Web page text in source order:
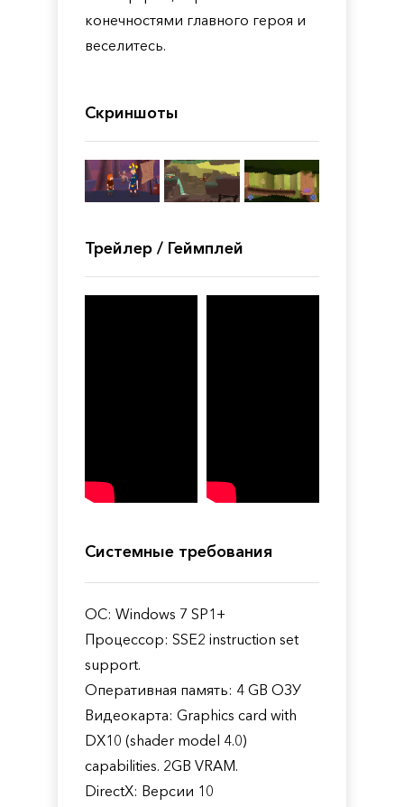
конечностями главного героя и
веселитесь.
Скриншоты
Трейлер / Геймплей
Системные требования
ОС: Windows 7 SP1+
Процессор: SSE2 instruction set
support.
Оперативная память: 4 GB ОЗУ
Видеокарта: Graphics card with
DX10 (shader model 4.0)
capabilities. 2GB VRAM.
DirectX: Версии 10